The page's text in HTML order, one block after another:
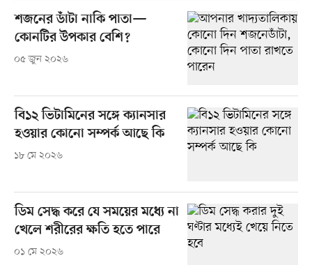
শজনের ডাঁটা নাকি পাতা—
কোনটির উপকার বেশি?
০৫ জুন ২০২৬
বি১২ ভিটামিনের সঙ্গে ক্যানসার
হওয়ার কোনো সম্পর্ক আছে কি
১৮ মে ২০২৬
ডিম সেদ্ধ করে যে সময়ের মধ্যে না
খেলে শরীরের ক্ষতি হতে পারে
০১ মে ২০২৬